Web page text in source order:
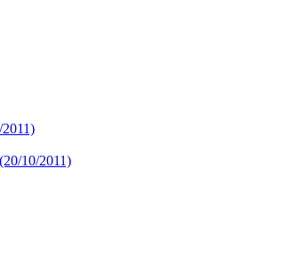
10/2011)